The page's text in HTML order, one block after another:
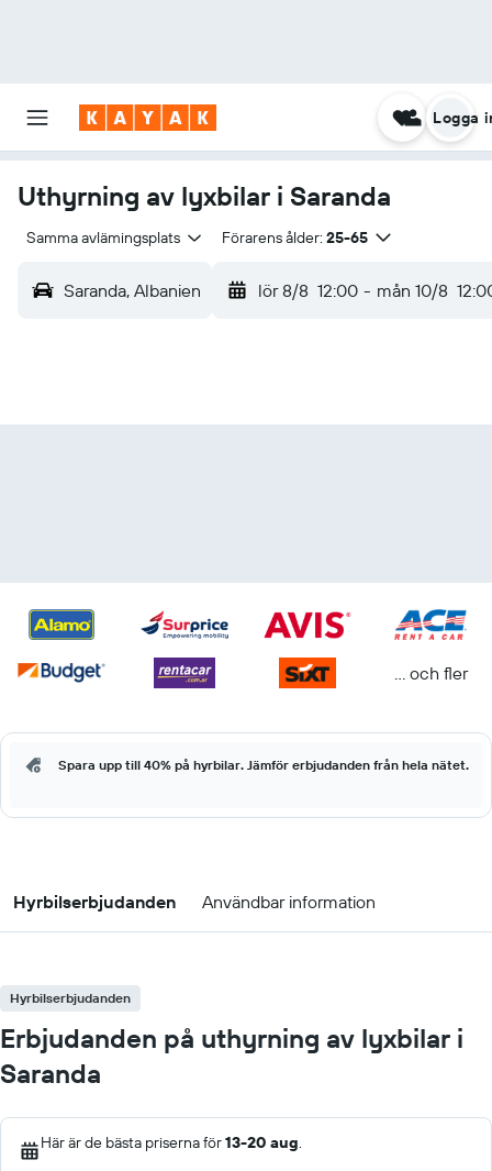
Logga
Uthyrning av lyxbilar i Saranda
Samma avlämingsplats Förarens ålder: 25-65
Saranda, Albanien lör 8/8 12:00 - mån 10/8
... och fler
Spara upp till 40% på hyrbilar. Jämför erbjudanden från hela nätet.
Hyrbilserbjudanden Användbar information
Hyrbilserbjudanden
Erbjudanden på uthyrning av lyxbilar i
Saranda
Här är de bästa priserna för13-20 aug.